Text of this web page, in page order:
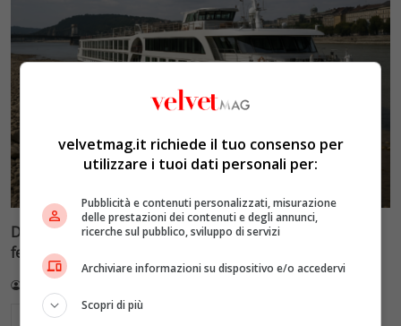
Danubio a livelli minimi record: le crociere fluviali si
fermano a Budapest
Leggi di più
velvetmag.it richiede il tuo consenso per
utilizzare i tuoi dati personali per:
Pubblicità e contenuti personalizzati, misurazione
delle prestazioni dei contenuti e degli annunci,
ricerche sul pubblico, sviluppo di servizi
Archiviare informazioni su dispositivo e/o accedervi
Scopri di più